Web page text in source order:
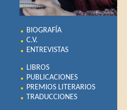
BIOGRAFÍA
C.V.
ENTREVISTAS
LIBROS
PUBLICACIONES
PREMIOS LITERARIOS
TRADUCCIONES